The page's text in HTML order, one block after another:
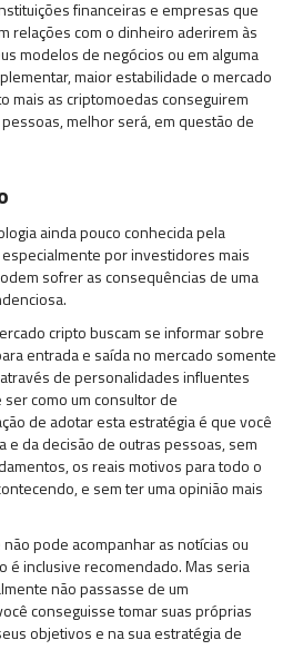
financeiras e empresas que
relações com o dinheiro aderirem às
modelos de negócios ou em alguma
maior estabilidade o mercado
mais as criptomoedas conseguirem
melhor será, em questão de
ainda pouco conhecida pela
especialmente por investidores mais
sofrer as consequências de uma
cripto buscam se informar sobre
entrada e saída no mercado somente
de personalidades influentes
como um consultor de
de adotar esta estratégia é que você
e da decisão de outras pessoas, sem
os reais motivos para todo o
e sem ter uma opinião mais
pode acompanhar as notícias ou
é inclusive recomendado. Mas seria
não passasse de um
conseguisse tomar suas próprias
objetivos e na sua estratégia de